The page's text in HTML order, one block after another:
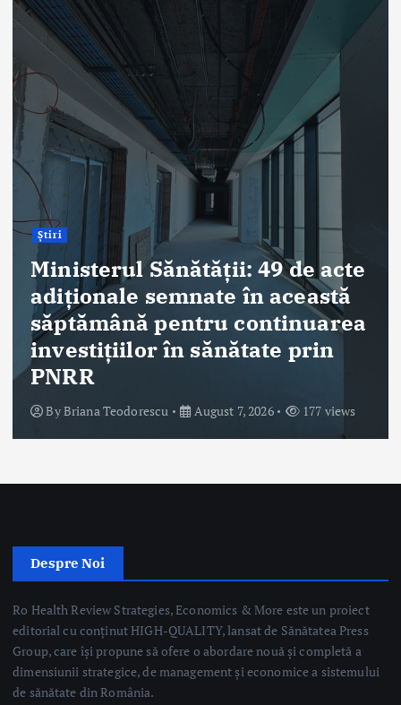
Știri
ANT: Trei prelevări de organe
și țesuturi la Bistrița și Oradea
în ultimele 48 de ore
By Briana Teodorescu August 7, 2026
Despre Noi
Ro Health Review Strategies, Economics & More este un proiect
editorial cu conținut HIGH-QUALITY, lansat de Sănătatea Press
dimensiunii strategice, de management și economice a sistemului
Trimite email
Linkuri Utile